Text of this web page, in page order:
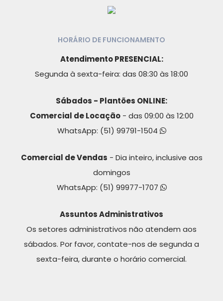
HORÁRIO DE FUNCIONAMENTO
Atendimento PRESENCIAL:
Segunda à sexta-feira: das 08:30 às 18:00
Sábados - Plantões ONLINE:
Comercial de Locação- das 09:00 às 12:00
WhatsApp: (51) 99791-1504
Comercial de Vendas - Dia inteiro, inclusive aos
domingos
WhatsApp: (51) 99977-1707
Assuntos Administrativos
Os setores administrativos não atendem aos
sábados. Por favor, contate-nos de segunda a
sexta-feira, durante o horário comercial.